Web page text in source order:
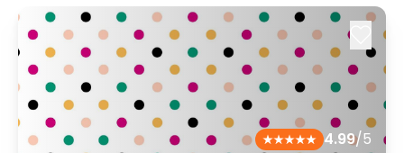
4.99/5